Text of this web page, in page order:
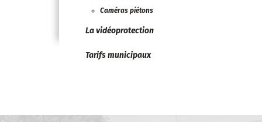
Caméras piétons
La vidéoprotection
Tarifs municipaux